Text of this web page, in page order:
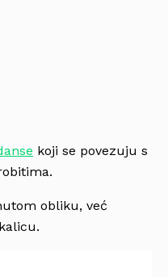
koji se povezuju s
obliku, već